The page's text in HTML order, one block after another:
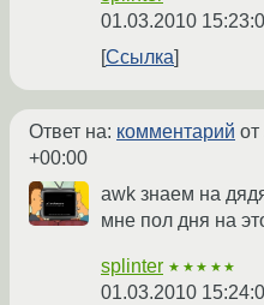
01.03.2010
Ссылка
Ответ на: комментарий
+00:00
awk знаем на
мне пол дня на
splinter ★★★★★
01.03.2010